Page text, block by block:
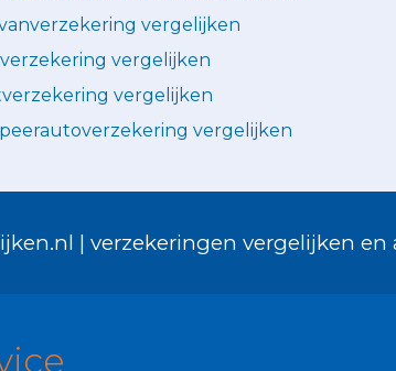
vergelijken
vergelijken
vergelijken
vergelijken
| verzekeringen vergelijken en